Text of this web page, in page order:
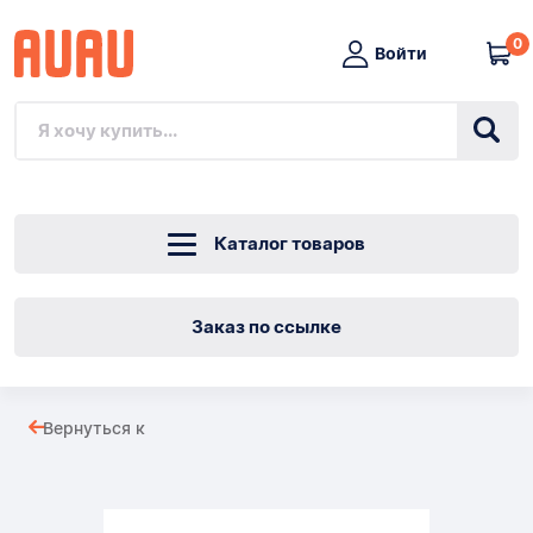
Войти
0
Каталог товаров
Заказ по ссылке
Вернуться к